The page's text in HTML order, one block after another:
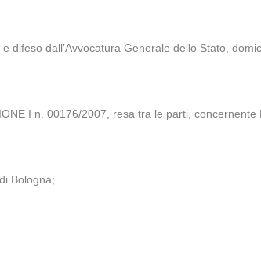
dall’Avvocatura Generale dello Stato,
I n. 00176/2007, resa tra le parti, concernente
Bologna;